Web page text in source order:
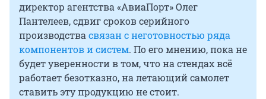
директор агентства «АвиаПорт» Олег
Пантелеев, сдвиг сроков серийного
производствасвязан с неготовностью ряда
компонентов и систем. По его мнению, пока не
будет уверенности в том, что на стендах всё
работает безотказно, на летающий самолет
ставить эту продукцию не стоит.